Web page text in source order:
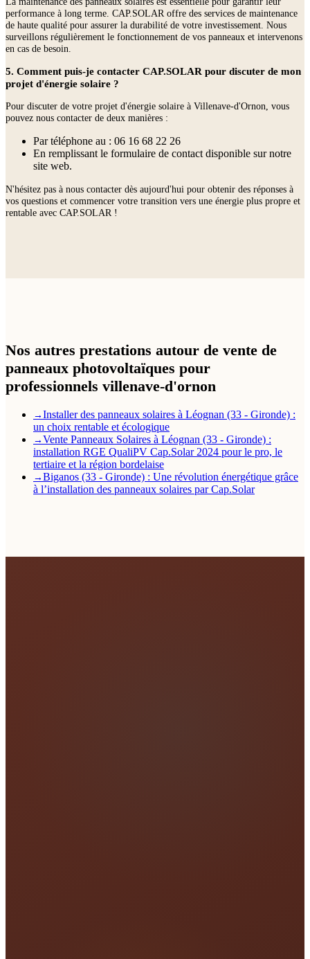
performance à long terme. CAP.SOLAR offre des services de maintenance
de haute qualité pour assurer la durabilité de votre investissement. Nous
surveillons régulièrement le fonctionnement de vos panneaux et intervenons
en cas de besoin.
5. Comment puis-je contacter CAP.SOLAR pour discuter de mon
projet d'énergie solaire ?
Pour discuter de votre projet d'énergie solaire à Villenave-d'Ornon, vous
pouvez nous contacter de deux manières :
Par téléphone au : 06 16 68 22 26
En remplissant le formulaire de contact disponible sur notre
site web.
N'hésitez pas à nous contacter dès aujourd'hui pour obtenir des réponses à
vos questions et commencer votre transition vers une énergie plus propre et
rentable avec CAP.SOLAR !
Nos autres prestations autour de vente de
panneaux photovoltaïques pour
professionnels villenave-d'ornon
→Installer des panneaux solaires à Léognan (33 - Gironde) :
un choix rentable et écologique
→Vente Panneaux Solaires à Léognan (33 - Gironde) :
installation RGE QualiPV Cap.Solar 2024 pour le pro, le
tertiaire et la région bordelaise
→Biganos (33 - Gironde) : Une révolution énergétique grâce
à l’installation des panneaux solaires par Cap.Solar